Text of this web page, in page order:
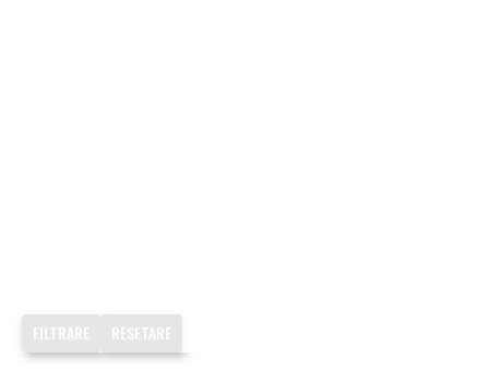
FILTRARE RESETARE